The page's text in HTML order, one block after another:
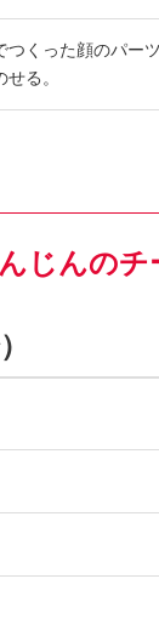
つくった顔のパー
る。
じんのチ